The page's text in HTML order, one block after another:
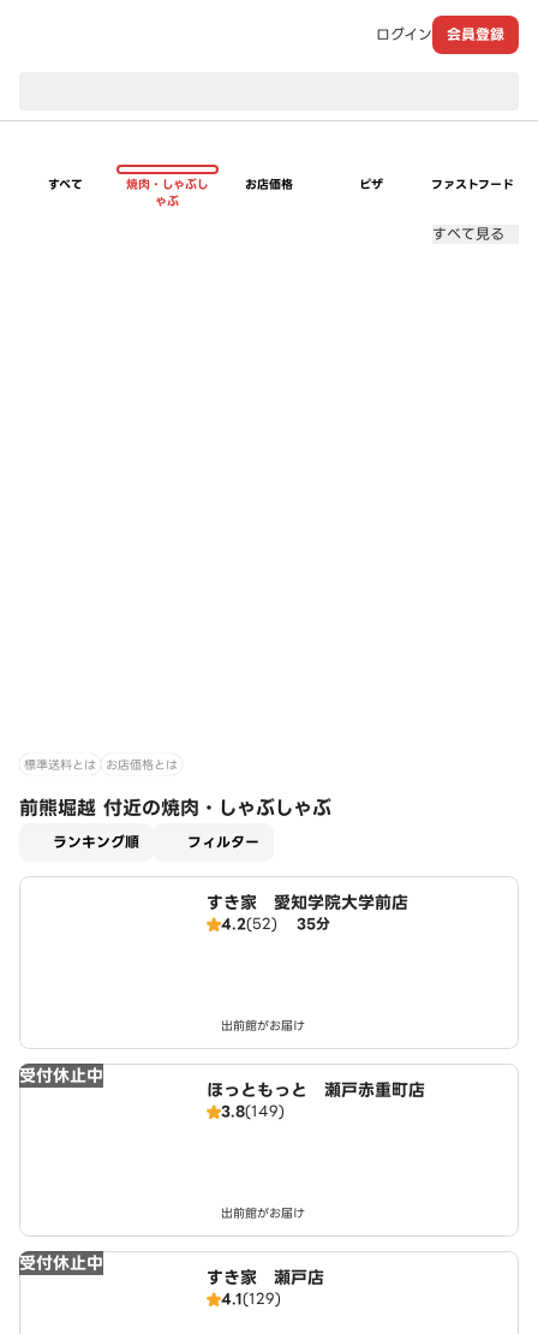
ログイン 会員登録
すべて
焼肉・しゃぶし
ゃぶ
お店価格 ピザ ファストフード
すべて見る
標準送料とは お店価格とは
前熊堀越 付近の焼肉・しゃぶしゃぶ
ランキング順 フィルター
すき家 愛知学院大学前店
4.2(52) 35分
出前館がお届け
受付休止中
ほっともっと 瀬戸赤重町店
3.8(149)
出前館がお届け
受付休止中
すき家 瀬戸店
4.1(129)